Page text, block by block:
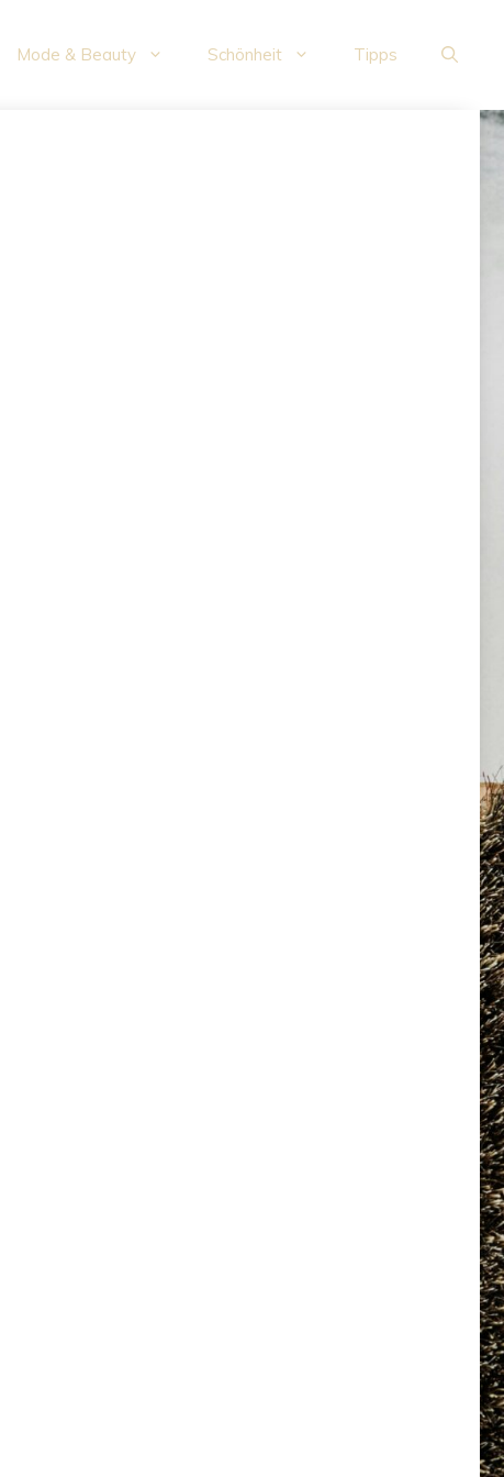
Mode & Beauty Schönheit Tipps